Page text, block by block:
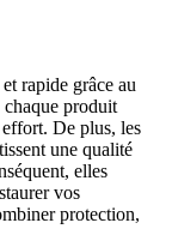
rapide grâce au
produit
effort. De plus, les
une qualité
elles
vos
protection,